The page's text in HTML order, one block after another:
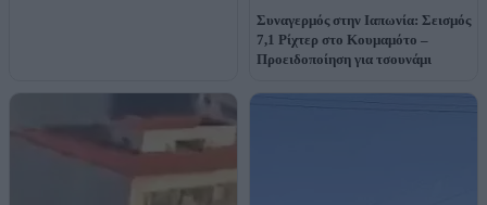
Συναγερμός στην Ιαπωνία: Σεισμός
7,1 Ρίχτερ στο Κουμαμότο –
Προειδοποίηση για τσουνάμι